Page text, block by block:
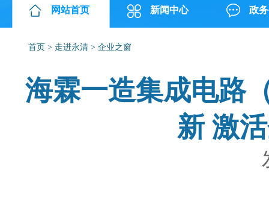
网站首页 新闻中心 政
首页 > 走进永清 > 企业之窗
海霖一造集成电路
新 激